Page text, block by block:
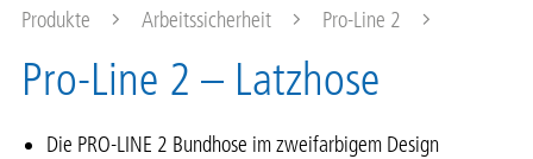
Produkte Arbeitssicherheit Pro-Line 2
Pro-Line 2 – Latzhose
Die PRO-LINE 2 Bundhose im zweifarbigem Design